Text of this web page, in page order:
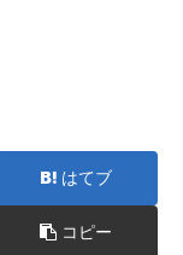
はてブ
コピー